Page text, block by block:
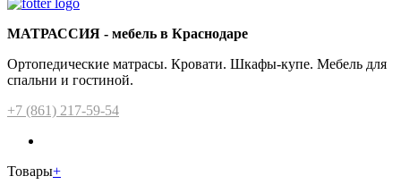
МАТРАССИЯ - мебель в Краснодаре
Ортопедические матрасы. Кровати. Шкафы-купе. Мебель для
спальни и гостиной.
+7 (861) 217-59-54
Товары+